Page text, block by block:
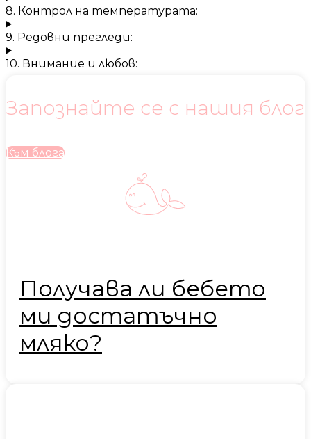
8. Контрол на температурата:
9. Редовни прегледи:
10. Внимание и любов:
Запознайте се с нашия блог
Към блога
Получава ли бебето
ми достатъчно
мляко?